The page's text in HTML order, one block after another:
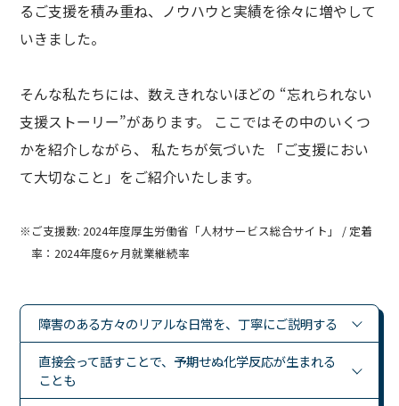
るご支援を積み重ね、ノウハウと実績を徐々に増やして
いきました。
そんな私たちには、数えきれないほどの “忘れられない
支援ストーリー”があります。 ここではその中のいくつ
かを紹介しながら、 私たちが気づいた 「ご支援におい
て大切なこと」をご紹介いたします。
※ご支援数: 2024年度厚生労働省「人材サービス総合サイト」 / 定着
率：2024年度6ヶ月就業継続率
障害のある方々のリアルな日常を、丁寧にご説明する
直接会って話すことで、予期せぬ化学反応が生まれる
ことも